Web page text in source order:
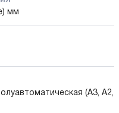
мм
(A3, A2,